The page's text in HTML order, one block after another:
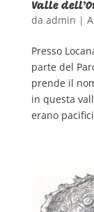
Valle
da admin |
Presso
parte del
prende il
in questa
erano